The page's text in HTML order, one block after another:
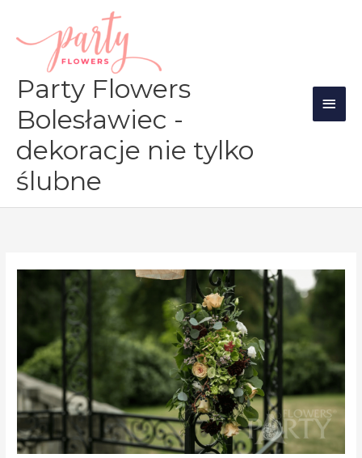
treści
Party Flowers
Bolesławiec -
dekoracje nie tylko
ślubne